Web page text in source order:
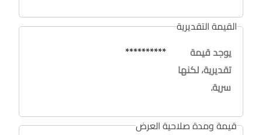
القيمة التقديرية
يوجد قيمة
تقديرية، لكنها
سرية.
**********
قيمة ومدة صلاحية العرض